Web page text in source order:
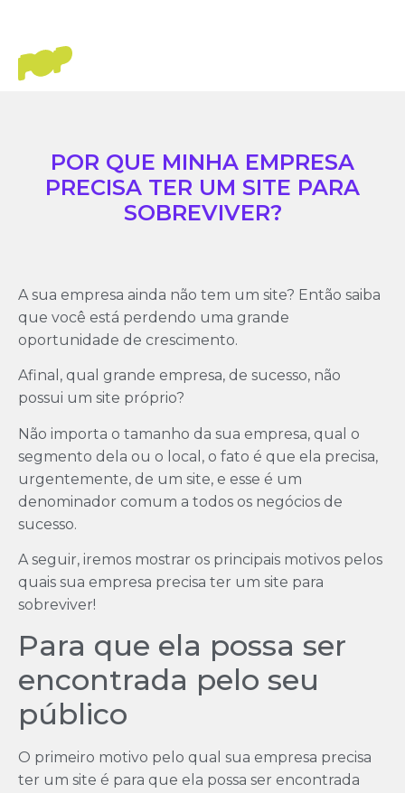
POR QUE MINHA EMPRESA
PRECISA TER UM SITE PARA
SOBREVIVER?
A sua empresa ainda não tem um site? Então saiba
que você está perdendo uma grande
oportunidade de crescimento.
Afinal, qual grande empresa, de sucesso, não
possui um site próprio?
Não importa o tamanho da sua empresa, qual o
segmento dela ou o local, o fato é que ela precisa,
urgentemente, de um site, e esse é um
denominador comum a todos os negócios de
sucesso.
A seguir, iremos mostrar os principais motivos pelos
quais sua empresa precisa ter um site para
sobreviver!
Para que ela possa ser
encontrada pelo seu
público
O primeiro motivo pelo qual sua empresa precisa
ter um site é para que ela possa ser encontrada